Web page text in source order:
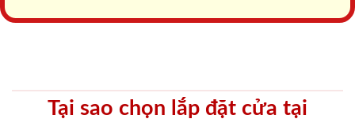
Tại sao chọn lắp đặt cửa tại